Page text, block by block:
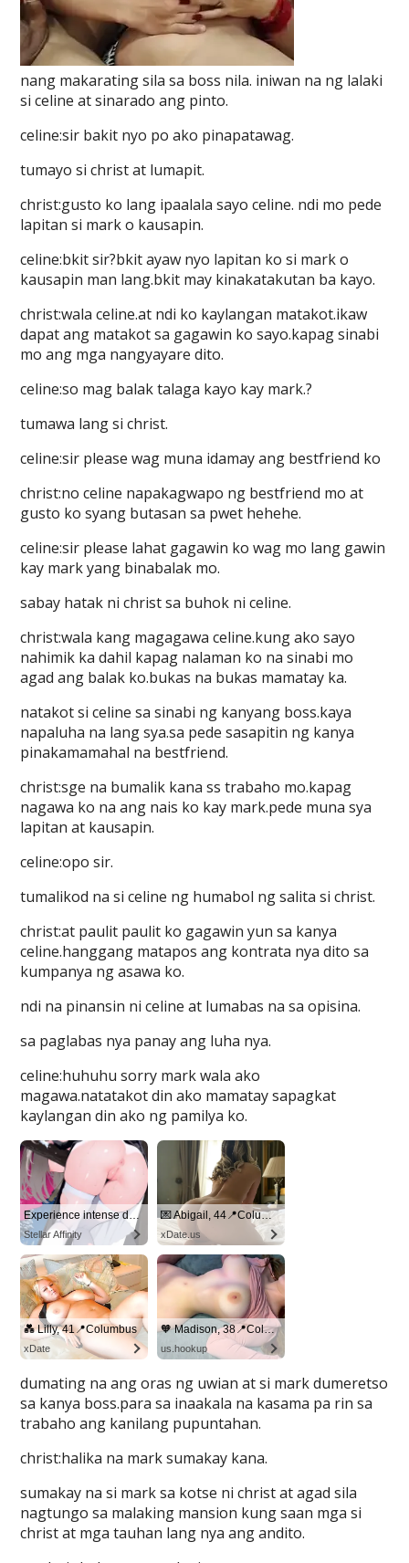
nang makarating sila sa boss nila. iniwan na ng lalaki
si celine at sinarado ang pinto.
celine:sir bakit nyo po ako pinapatawag.
tumayo si christ at lumapit.
christ:gusto ko lang ipaalala sayo celine. ndi mo pede
lapitan si mark o kausapin.
celine:bkit sir?bkit ayaw nyo lapitan ko si mark o
kausapin man lang.bkit may kinakatakutan ba kayo.
christ:wala celine.at ndi ko kaylangan matakot.ikaw
dapat ang matakot sa gagawin ko sayo.kapag sinabi
mo ang mga nangyayare dito.
celine:so mag balak talaga kayo kay mark.?
tumawa lang si christ.
celine:sir please wag muna idamay ang bestfriend ko
christ:no celine napakagwapo ng bestfriend mo at
gusto ko syang butasan sa pwet hehehe.
celine:sir please lahat gagawin ko wag mo lang gawin
kay mark yang binabalak mo.
sabay hatak ni christ sa buhok ni celine.
christ:wala kang magagawa celine.kung ako sayo
nahimik ka dahil kapag nalaman ko na sinabi mo
agad ang balak ko.bukas na bukas mamatay ka.
natakot si celine sa sinabi ng kanyang boss.kaya
napaluha na lang sya.sa pede sasapitin ng kanya
pinakamamahal na bestfriend.
christ:sge na bumalik kana ss trabaho mo.kapag
nagawa ko na ang nais ko kay mark.pede muna sya
lapitan at kausapin.
celine:opo sir.
tumalikod na si celine ng humabol ng salita si christ.
christ:at paulit paulit ko gagawin yun sa kanya
celine.hanggang matapos ang kontrata nya dito sa
kumpanya ng asawa ko.
ndi na pinansin ni celine at lumabas na sa opisina.
sa paglabas nya panay ang luha nya.
celine:huhuhu sorry mark wala ako
magawa.natatakot din ako mamatay sapagkat
kaylangan din ako ng pamilya ko.
dumating na ang oras ng uwian at si mark dumeretso
sa kanya boss.para sa inaakala na kasama pa rin sa
trabaho ang kanilang pupuntahan.
christ:halika na mark sumakay kana.
sumakay na si mark sa kotse ni christ at agad sila
nagtungo sa malaking mansion kung saan mga si
christ at mga tauhan lang nya ang andito.